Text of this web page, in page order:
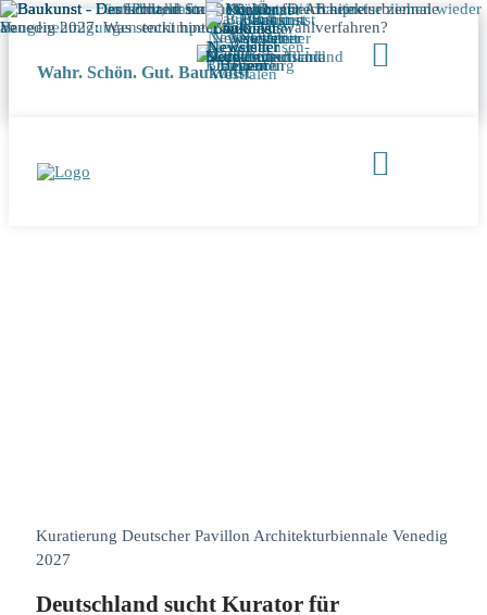
Wahr. Schön. Gut. Baukunst
Kuratierung Deutscher Pavillon Architekturbiennale Venedig
2027
Deutschland sucht Kurator für